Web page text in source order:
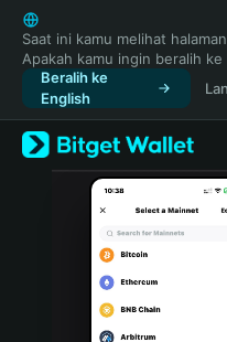
English
日本語
Tiếng Việt
Русский
Español (Latinoamérica)
Türkçe
Italiano
Português (Portugal)
Bahasa Indonesia
Saat ini kamu melihat
Apakah kamu ingin beralih ke
Beralih ke
English